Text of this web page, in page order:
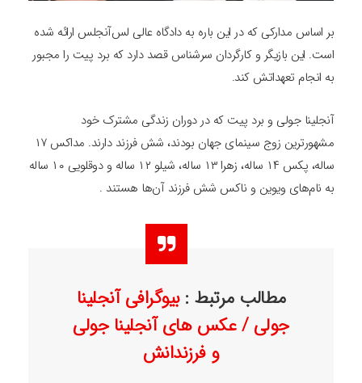
بر اساس مدارکی که در این باره به دادگاه عالی لس‌آنجلس ارائه شده
است. این بازیگر و کارگردان سرشناس قصد دارد که برد پیت را مجبور
به انجام تعهداتش کند.
آنجلینا جولی و برد پیت که در دوران زندگی مشترک خود
مشهورترین زوج سینمای جهان بودند، شش فرزند دارند. مداکس ۱۷
ساله، پکس ۱۴ ساله، زهرا ۱۳ ساله، شیلو ۱۲ ساله و دوقلویی ۱۰ ساله
به نام‌های ویوین و ناکس شش فرزند آن‌ها هستند .
مطالب مرتبط :بیوگرافی آنجلینا
جولی / عکس های آنجلینا جولی
و فرزندانش